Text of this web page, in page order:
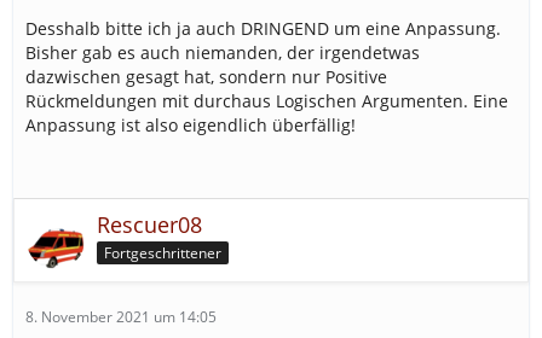
Desshalb bitte ich ja auch DRINGEND um eine Anpassung.
Bisher gab es auch niemanden, der irgendetwas
dazwischen gesagt hat, sondern nur Positive
Rückmeldungen mit durchaus Logischen Argumenten. Eine
Anpassung ist also eigendlich überfällig!
Rescuer08
Fortgeschrittener
8. November 2021 um 14:05